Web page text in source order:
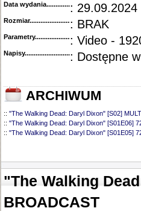
Data wydania......................................
: 29.09.2024
Rozmiar...........................................
: BRAK
Parametry.........................................
: Video -
Napisy............................................
: Dostępne
ARCHIWUM
:: "The Walking Dead: Daryl Dixon" [S02]
:: "The Walking Dead: Daryl Dixon" [S01E06]
:: "The Walking Dead: Daryl Dixon" [S01E05]
::"The Walking Dead: Daryl Dixon" [S01E02]
::"The Walking Dead: Daryl Dixon" [S01E01]
"The Walking
BROADCAST